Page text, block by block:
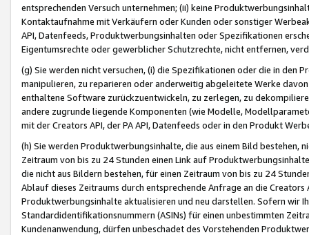
entsprechenden Versuch unternehmen; (ii) keine
Kontaktaufnahme mit Verkäufern oder Kunden oder sonstiger
API, Datenfeeds, Produktwerbungsinhalten oder Spezifikationen
Eigentumsrechte oder gewerblicher Schutzrechte, nicht entfernen,
(g) Sie werden nicht versuchen, (i) die Spezifikationen oder die in
manipulieren, zu reparieren oder anderweitig abgeleitete Werke
enthaltene Software zurückzuentwickeln, zu zerlegen, zu
andere zugrunde liegende Komponenten (wie Modelle,
mit der Creators API, der PA API, Datenfeeds oder in den Produkt
(h) Sie werden Produktwerbungsinhalte, die aus einem Bild bestehen,
Zeitraum von bis zu 24 Stunden einen Link auf
die nicht aus Bildern bestehen, für einen Zeitraum von bis zu 24
Ablauf dieses Zeitraums durch entsprechende Anfrage an die
Produktwerbungsinhalte aktualisieren und neu darstellen. Sofern wir
Standardidentifikationsnummern (ASINs) für einen unbestimmten
Kundenanwendung, dürfen unbeschadet des Vorstehenden